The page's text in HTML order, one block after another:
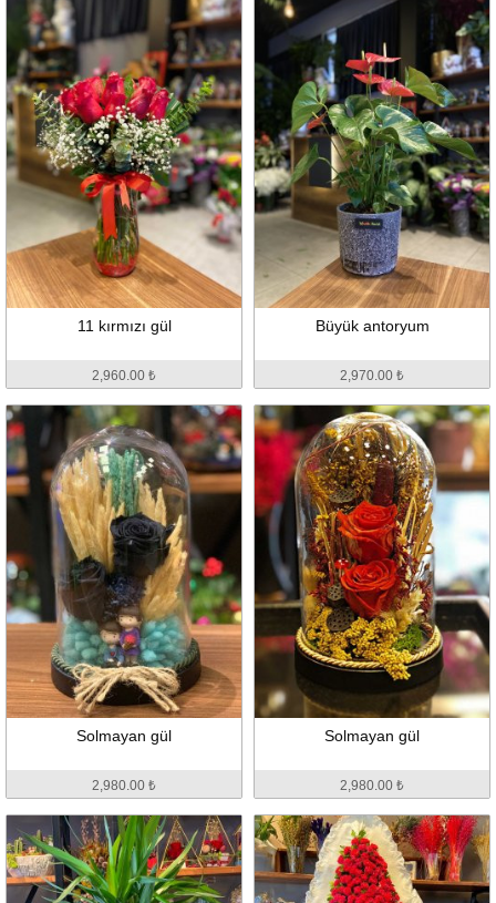
11 kırmızı gül
2,960.00 ₺
Büyük antoryum
2,970.00 ₺
Solmayan gül
2,980.00 ₺
Solmayan gül
2,980.00 ₺